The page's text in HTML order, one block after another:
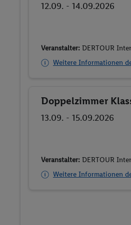
12.09. - 14.09.2026
Veranstalter: DERTOUR
Weitere Informationen
Buchen
Doppelzimmer
13.09. - 15.09.2026
Veranstalter: DERTOUR
Weitere Informationen